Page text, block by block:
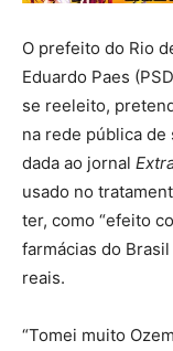
O prefeito do Rio
Eduardo Paes
se reeleito,
na rede pública de
dada ao jornal
usado no
ter, como “efeito
farmácias do
reais.
“Tomei muito